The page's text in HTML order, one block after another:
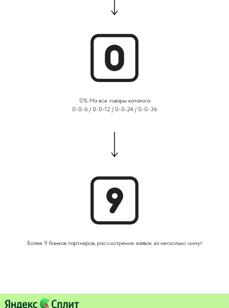
0% На все товары каталога
0-0-6 / 0-0-12 / 0-0-24 / 0-0-36
Более 9 банков партнеров, рассмотрение заявок за несколько минут